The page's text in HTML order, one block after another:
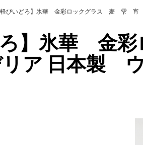
軽びいどろ】氷華 金彩ロックグラス 麦 雫
ろ】氷華
リア 日本製